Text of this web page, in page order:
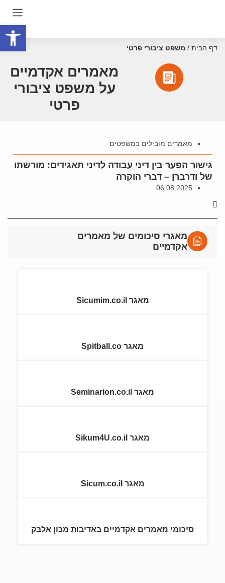
דף הבית / משפט ציבורי פרטי
מאמרים אקדמיים
על משפט ציבורי
פרטי
מאמרים מובילים במשפטים
גישור הפער בין דיני עבודה לדיני תאגידים: מורשתו
של ודרברן – דברי הוקרה
06.08.2025
מאגרי סיכומים של מאמרים
אקדמיים
מאגר Sicumim.co.il
מאגר Spitball.co
מאגר Seminarion.co.il
מאגר Sikum4U.co.il
מאגר Sicum.co.il
סיכומי מאמרים אקדמיים באדיבות מכון אלבק
פתח